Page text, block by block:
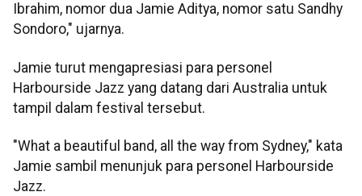
Ibrahim, nomor dua Jamie Aditya, nomor satu Sandhy
Sondoro," ujarnya.
Jamie turut mengapresiasi para personel
Harbourside Jazz yang datang dari Australia untuk
tampil dalam festival tersebut.
"What a beautiful band, all the way from Sydney," kata
Jamie sambil menunjuk para personel Harbourside
Jazz.